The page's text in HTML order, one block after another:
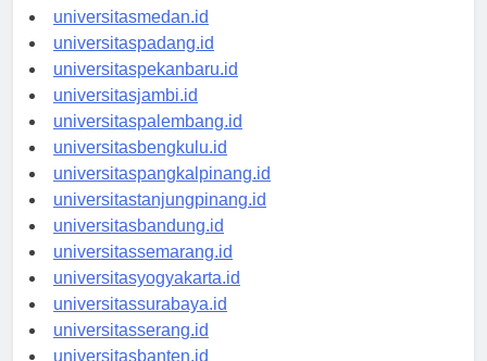
universitasaceh.id
universitasmedan.id
universitaspadang.id
universitaspekanbaru.id
universitasjambi.id
universitaspalembang.id
universitasbengkulu.id
universitaspangkalpinang.id
universitastanjungpinang.id
universitasbandung.id
universitassemarang.id
universitasyogyakarta.id
universitassurabaya.id
universitasserang.id